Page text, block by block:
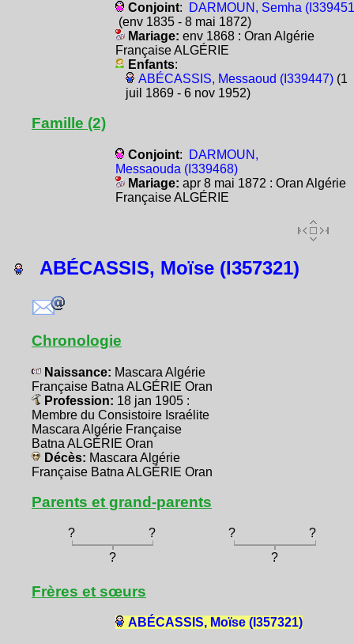
Conjoint:
DARMOUN, Semha
(env 1835 - 8 mai 1872)
Mariage: env 1868 : Oran Algérie
Française ALGÉRIE
Enfants:
ABÉCASSIS, Messaoud (I339447)(1
juil 1869 - 6 nov 1952)
Famille (2)
Conjoint:
DARMOUN,
Messaouda (I339468)
Mariage: apr 8 mai 1872 : Oran Algérie
Française ALGÉRIE
ABÉCASSIS, Moïse (I357321)
Chronologie
Naissance: Mascara Algérie
Française Batna ALGÉRIE Oran
Profession: 18 jan 1905 :
Membre du Consistoire Israélite
Mascara Algérie Française
Batna ALGÉRIE Oran
Décès: Mascara Algérie
Française Batna ALGÉRIE Oran
Parents et grand-parents
? ? ?
?
?
?
Frères et sœurs
ABÉCASSIS, Moïse (I357321)